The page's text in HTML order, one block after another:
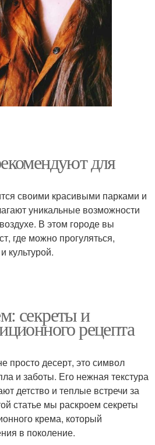
для
своими красивыми парками и
уникальные возможности
В этом городе вы
где можно прогуляться,
культурой.
секреты и
рецепта
просто десерт, это символ
и заботы. Его нежная текстура
детство и теплые встречи за
статье мы раскроем секреты
крема, который
в поколение.